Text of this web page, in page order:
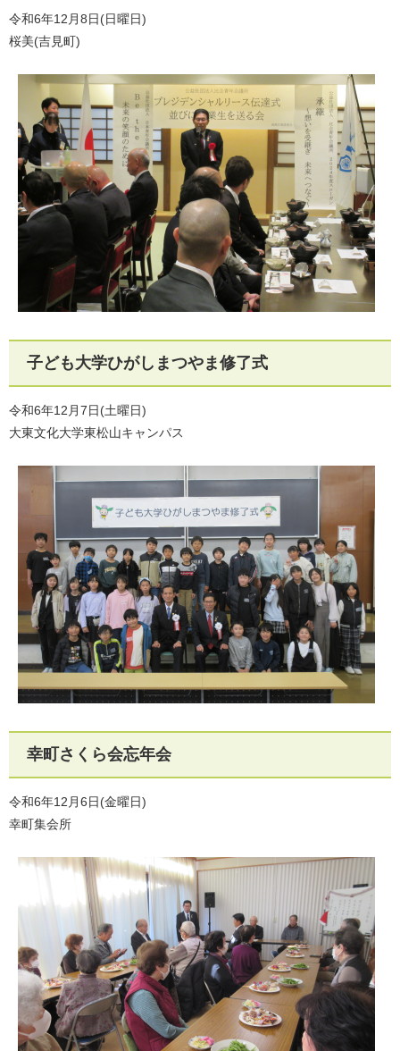
令和6年12月8日(日曜日)
桜美(吉見町)
子ども大学ひがしまつやま修了式
令和6年12月7日(土曜日)
大東文化大学東松山キャンパス
幸町さくら会忘年会
令和6年12月6日(金曜日)
幸町集会所